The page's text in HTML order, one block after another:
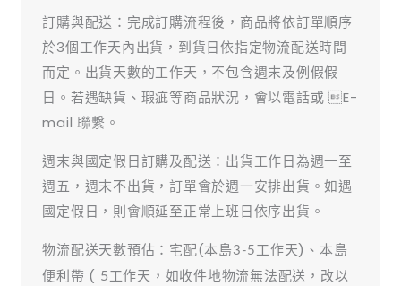
訂購與配送：完成訂購流程後，商品將依訂單順序
於3個工作天內出貨，到貨日依指定物流配送時間
而定。出貨天數的工作天，不包含週末及例假假
日。若遇缺貨、瑕疵等商品狀況，會以電話或 E-
mail 聯繫。
週末與國定假日訂購及配送：出貨工作日為週一至
週五，週末不出貨，訂單會於週一安排出貨。如遇
國定假日，則會順延至正常上班日依序出貨。
物流配送天數預估：宅配(本島 3-5 工作天)、本島
便利帶 ( 5工作天，如收件地物流無法配送，改以